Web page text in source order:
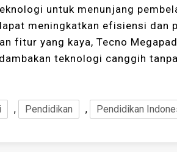
untuk menunjang
meningkatkan efisiensi dan
fitur yang kaya, Tecno
teknologi canggih
, Pendidikan , Pendidikan